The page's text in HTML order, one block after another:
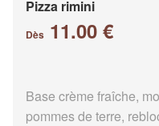
Pizza rimini
Dès 11.00 €
Base crème fraîche,
pommes de terre,